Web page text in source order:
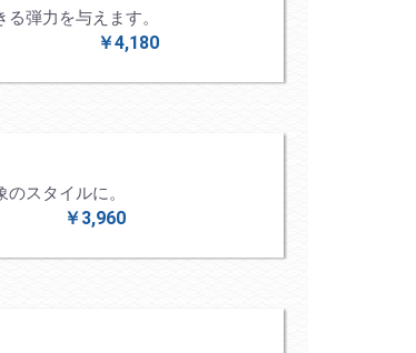
弾力を与えます。
￥4,180
スタイルに。
￥3,960